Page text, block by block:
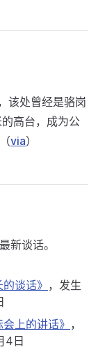
该处曾经是骆岗
高台，成为公
via）
新谈话。
谈话》 ，发生
上的讲话》 ，
4日